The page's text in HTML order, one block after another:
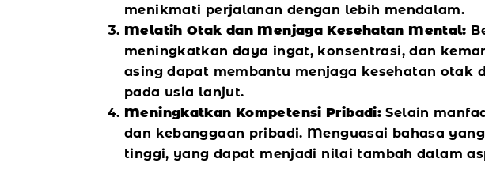
menikmati perjalanan dengan lebih mendalam.
Melatih Otak dan Menjaga Kesehatan Mental:
meningkatkan daya ingat, konsentrasi, dan
asing dapat membantu menjaga kesehatan otak
pada usia lanjut.
Meningkatkan Kompetensi Pribadi:Selain
dan kebanggaan pribadi. Menguasai bahasa
tinggi, yang dapat menjadi nilai tambah dalam